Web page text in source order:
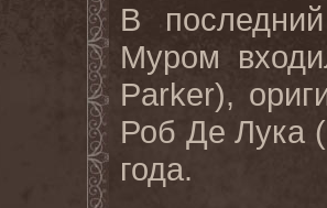
В
Муром
Parker),
Роб Де Лука
года.